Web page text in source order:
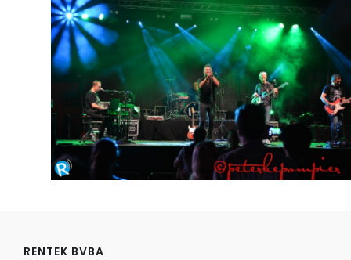
RENTEK BVBA